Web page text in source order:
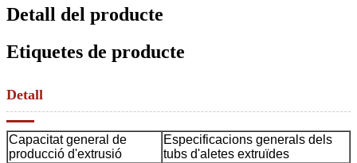
Detall del producte
Etiquetes de producte
Detall
Capacitat general de
producció d'extrusió
Especificacions generals dels
tubs d'aletes extruïdes